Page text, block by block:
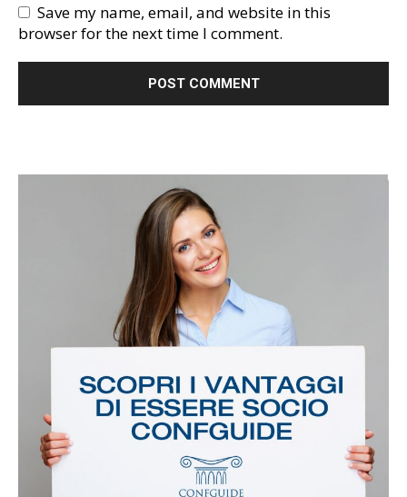
Save my name, email, and website in this
browser for the next time I comment.